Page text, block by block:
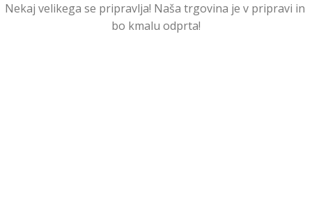
Nekaj ​​velikega se pripravlja! Naša trgovina je v pripravi in ​​
bo kmalu odprta!